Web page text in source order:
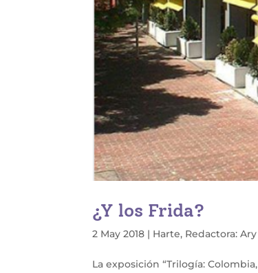
¿Y los Frida?
2 May 2018 | Harte, Redactora: Ary
La exposición “Trilogía: